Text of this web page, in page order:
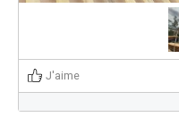
J'aime